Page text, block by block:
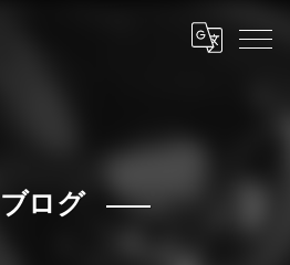
ブログ